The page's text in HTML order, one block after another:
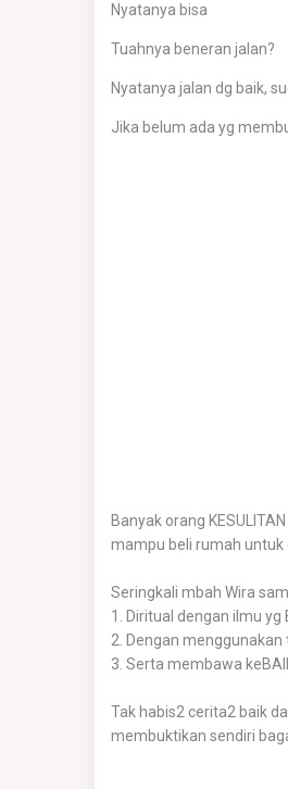
Nyatanya bisa
Tuahnya beneran jalan?
Nyatanya jalan dg baik,
Jika belum ada yg
Banyak orang
mampu beli rumah untuk
Seringkali mbah Wira
1. Diritual dengan ilmu yg
2. Dengan menggunakan
3. Serta membawa
Tak habis2 cerita2 baik
membuktikan sendiri